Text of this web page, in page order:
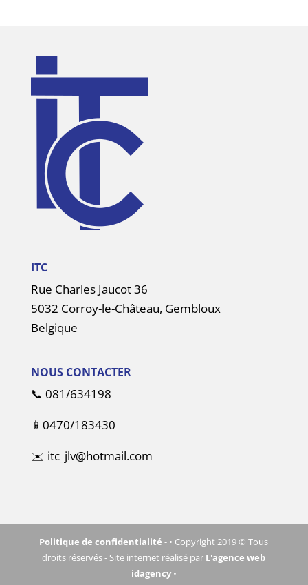
ITC
Rue Charles Jaucot 36
5032 Corroy-le-Château, Gembloux
Belgique
NOUS CONTACTER
📞 081/634198
📱 0470/183430
✉️ itc_jlv@hotmail.com
Politique de confidentialité - • Copyright 2019 © Tous
droits réservés - Site internet réalisé par L'agence web
idagency•